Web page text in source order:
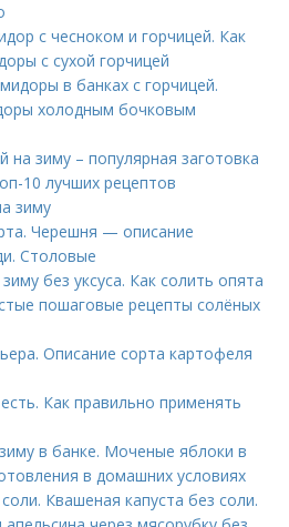
с чесноком и горчицей. Как
с сухой горчицей
в банках с горчицей.
холодным бочковым
на зиму – популярная заготовка
10 лучших рецептов
зиму
Черешня — описание
Столовые
без уксуса. Как солить опята
пошаговые рецепты солёных
Описание сорта картофеля
Как правильно применять
в банке. Моченые яблоки в
в домашних условиях
Квашеная капуста без соли.